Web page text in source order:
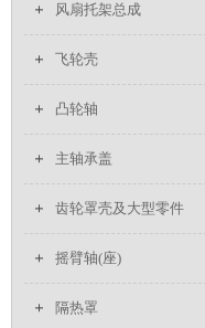
风扇托架总成
飞轮壳
凸轮轴
主轴承盖
齿轮罩壳及大型零件
摇臂轴(座)
隔热罩